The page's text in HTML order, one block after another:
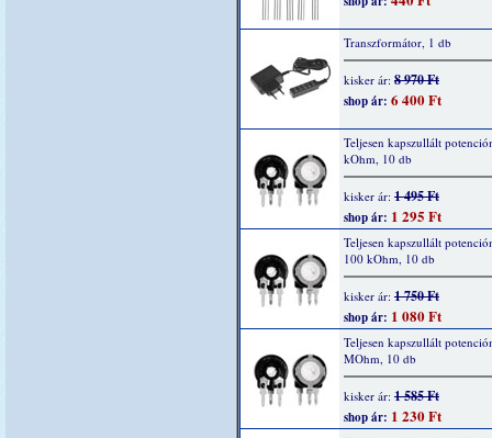
Transzformátor, 1 db
kisker ár: 8 970 Ft
shop ár: 6 400 Ft
Teljesen kapszullált
kOhm, 10 db
kisker ár: 1 495 Ft
shop ár: 1 295 Ft
Teljesen kapszullált
100 kOhm, 10 db
kisker ár: 1 750 Ft
shop ár: 1 080 Ft
Teljesen kapszullált
MOhm, 10 db
kisker ár: 1 585 Ft
shop ár: 1 230 Ft